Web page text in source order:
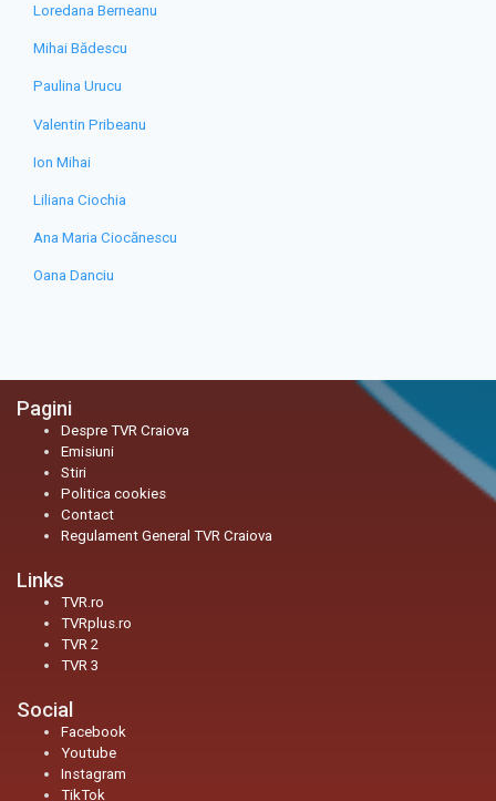
Loredana Berneanu
Mihai Bădescu
Paulina Urucu
Valentin Pribeanu
Ion Mihai
Liliana Ciochia
Ana Maria Ciocănescu
Oana Danciu
Pagini
Despre TVR Craiova
Emisiuni
Stiri
Politica cookies
Contact
Regulament General TVR Craiova
Links
TVR.ro
TVRplus.ro
TVR 2
TVR 3
Social
Facebook
Youtube
Instagram
TikTok